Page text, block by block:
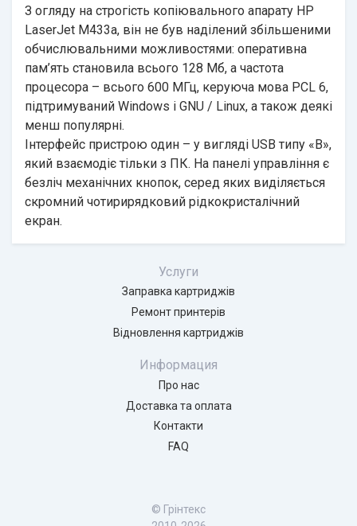
З огляду на строгість копіювального апарату HP
LaserJet M433a, він не був наділений збільшеними
обчислювальними можливостями: оперативна
пам’ять становила всього 128 Мб, а частота
процесора – всього 600 МГц, керуюча мова PCL 6,
підтримуваний Windows і GNU / Linux, а також деякі
менш популярні.
Інтерфейс пристрою один – у вигляді USB типу «В»,
який взаємодіє тільки з ПК. На панелі управління є
безліч механічних кнопок, серед яких виділяється
скромний чотирирядковий рідкокристалічний
екран.
© Грінтекс
Услуги
Заправка картриджів
Ремонт принтерів
Відновлення картриджів
Информация
Про нас
Доставка та оплата
Контакти
FAQ